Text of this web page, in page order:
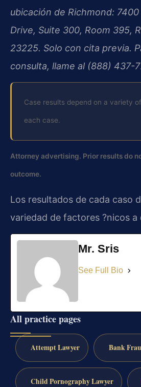
ubicación de Richmond:
Drive, Suite 300, Room 395,
23225. Solo con cita previa.
consulta, llame al (888) 437-
Case results depend on a variety
each case.
Attorney advertising. Prior results do
outcome.
Los resultados de cada caso
variedad de factores ?nicos a
Mr. Sris
See Full Bio
All practice pages
Attempt Lawyer Bank
Child Pornography Lawyer